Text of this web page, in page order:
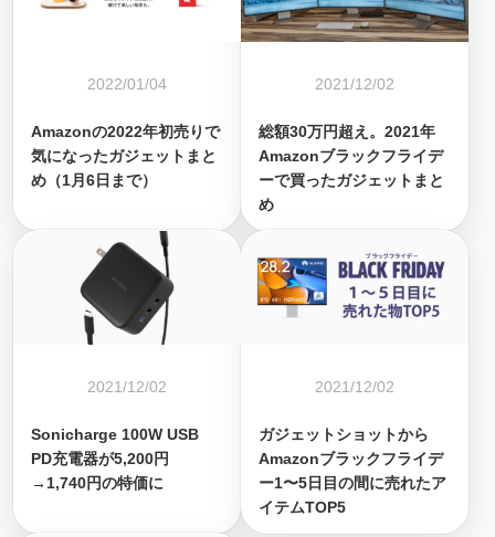
2022/01/04
Amazonの2022年初売りで
気になったガジェットまと
め（1月6日まで）
2021/12/02
総額30万円超え。2021年
Amazonブラックフライデ
ーで買ったガジェットまと
め
2021/12/02
Sonicharge 100W USB
PD充電器が5,200円
→1,740円の特価に
2021/12/02
ガジェットショットから
Amazonブラックフライデ
ー1〜5日目の間に売れたア
イテムTOP5